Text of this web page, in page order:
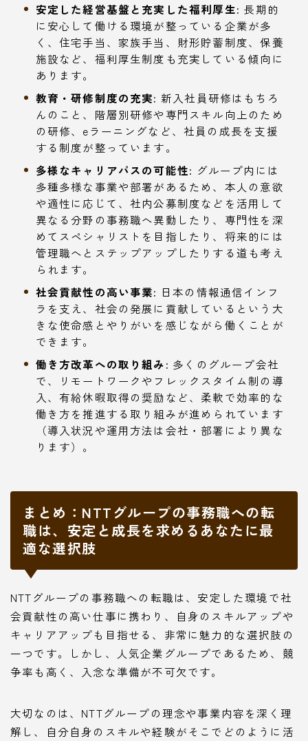
安定した経営基盤と充実した福利厚生: 長期的
に安心して働ける環境が整っている企業が多
く、住宅手当、家族手当、財形貯蓄制度、保養
施設など、福利厚生制度も充実している傾向に
あります。
教育・研修制度の充実: 新入社員研修はもちろ
んのこと、階層別研修や専門スキル向上のため
の研修、eラーニングなど、社員の成長を支援
する制度が整っています。
多様なキャリアパスの可能性: グループ内には
多種多様な事業や部署があるため、本人の意欲
や適性に応じて、社内公募制度などを活用して
異なる分野の事務職へ異動したり、専門性を深
めてスペシャリストを目指したり、将来的には
管理職へとステップアップしたりする道も考え
られます。
社会貢献性の高い事業: 日本の情報通信インフ
ラを支え、社会の発展に貢献しているという大
きな使命感とやりがいを感じながら働くことが
できます。
働き方改革への取り組み: 多くのグループ会社
で、リモートワークやフレックスタイム制の導
入、有給休暇取得の奨励など、柔軟で効率的な
働き方を推進する取り組みが進められています
（導入状況や運用方法は会社・部署により異な
ります）。
まとめ：NTTグループの事務職への転
職は、安定と成長を求めるあなたに最
適な選択肢
NTTグループの事務職への転職は、安定した環境で社
会貢献性の高い仕事に携わり、自身のスキルアップや
キャリアアップも目指せる、非常に魅力的な選択肢の
一つです。しかし、人気企業グループであるため、競
争率も高く、入念な準備が不可欠です。
大切なのは、NTTグループの理念や事業内容を深く理
解し、自分自身のスキルや経験がそこでどのように活